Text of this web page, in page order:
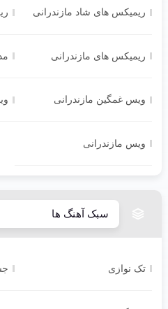
ریمیکس های شاد مازندرانی
ریمیکس های مازندرانی
ویس غمگین مازندرانی
ویس مازندرانی
سبک آهنگ ها
تک نوازی